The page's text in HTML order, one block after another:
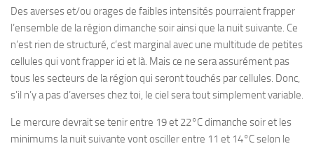
Des averses et/ou orages de faibles intensités pourraient frapper
l’ensemble de la région dimanche soir ainsi que la nuit suivante. Ce
n’est rien de structuré, c’est marginal avec une multitude de petites
cellules qui vont frapper ici et là. Mais ce ne sera assurément pas
tous les secteurs de la région qui seront touchés par cellules. Donc,
s’il n’y a pas d’averses chez toi, le ciel sera tout simplement variable.
Le mercure devrait se tenir entre 19 et 22°C dimanche soir et les
minimums la nuit suivante vont osciller entre 11 et 14°C selon le